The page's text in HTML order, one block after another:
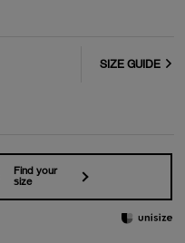
SIZE GUIDE
Find your
size